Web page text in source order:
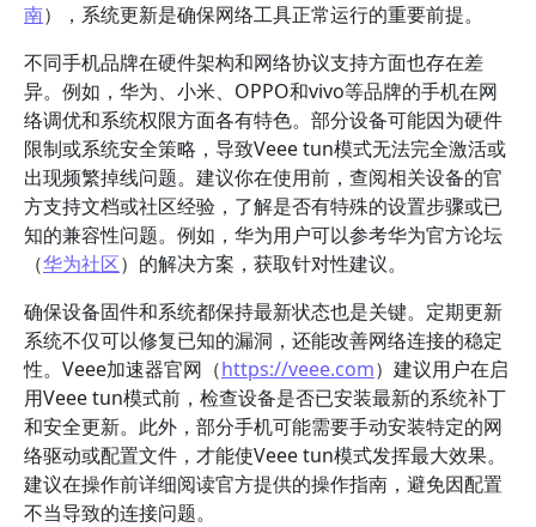
南），系统更新是确保网络工具正常运行的重要前提。
不同手机品牌在硬件架构和网络协议支持方面也存在差
异。例如，华为、小米、OPPO和vivo等品牌的手机在网
络调优和系统权限方面各有特色。部分设备可能因为硬件
限制或系统安全策略，导致Veee tun模式无法完全激活或
出现频繁掉线问题。建议你在使用前，查阅相关设备的官
方支持文档或社区经验，了解是否有特殊的设置步骤或已
知的兼容性问题。例如，华为用户可以参考华为官方论坛
（华为社区）的解决方案，获取针对性建议。
确保设备固件和系统都保持最新状态也是关键。定期更新
系统不仅可以修复已知的漏洞，还能改善网络连接的稳定
性。Veee加速器官网（https://veee.com）建议用户在启
用Veee tun模式前，检查设备是否已安装最新的系统补丁
和安全更新。此外，部分手机可能需要手动安装特定的网
络驱动或配置文件，才能使Veee tun模式发挥最大效果。
建议在操作前详细阅读官方提供的操作指南，避免因配置
不当导致的连接问题。